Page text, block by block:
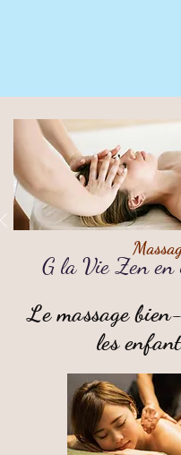
G la Vie Zen en
06 22 13
Le massage
les